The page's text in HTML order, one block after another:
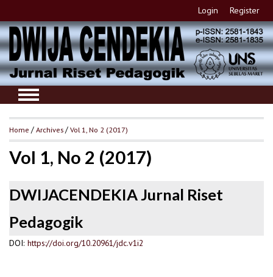
Login Register
Home /Archives/Vol 1, No 2 (2017)
Vol 1, No 2 (2017)
DWIJACENDEKIA Jurnal Riset
Pedagogik
DOI: https://doi.org/10.20961/jdc.v1i2